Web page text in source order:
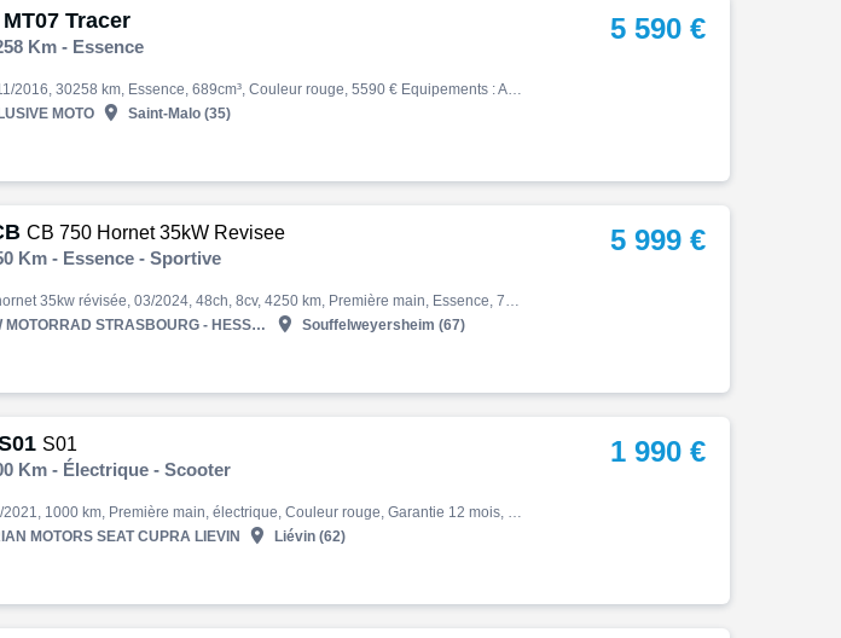
Tracer
Km - Essence
Mt07 tracer, 11/2016, 30258 km, Essence, 689cm³, Couleur rouge, 5590 € Equipements : ABS,Poignées chauffantes,Bulle réglable,Tampons pare carters,Top case 2 casques,Démarches administratives sur place,Financement & Assurance possibles ,Prix hors frais de préparation,Entretien à …
MOTO  Saint-Malo (35)
5 590 €
CB 750 Hornet 35kW Revisee
Km - Essence - Sportive
Cb, Cb 750 hornet 35kw révisée, 03/2024, 48ch, 8cv, 4250 km, Première main, Essence, 755cm³, Couleur gris, Garantie constructeur, 5999 € Equipements : Gris Matte Iridium métallique |ABS|Antidémarrage électronique|Antipatinage|Bequille latérale|Compte tours|Compteur journalier|Co…
STRASBOURG - HESS AUTOMOBILE  Souffelweyersheim (67)
5 999 €
S01
Km - Électrique - Scooter
S01, S01, 10/2021, 1000 km, Première main, électrique, Couleur rouge, Garantie 12 mois, 1990 €
MOTORS SEAT CUPRA LIEVIN  Liévin (62)
1 990 €